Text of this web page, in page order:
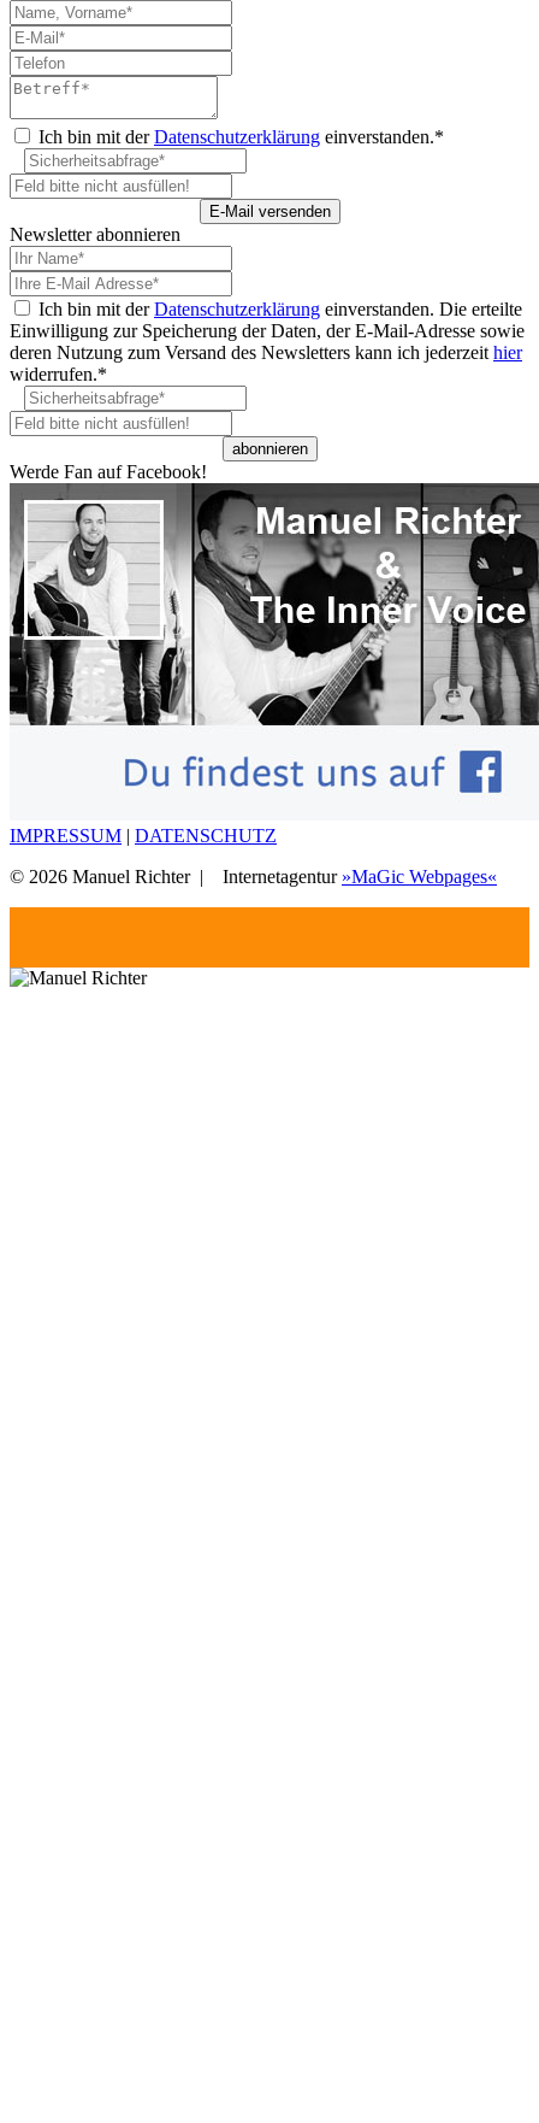
Ich bin mit derDatenschutzerklärung einverstanden.*
Newsletter abonnieren
Ich bin mit derDatenschutzerklärung einverstanden. Die erteilte
Einwilligung zur Speicherung der Daten, der E-Mail-Adresse sowie
deren Nutzung zum Versand des Newsletters kann ich jederzeit hier
widerrufen.*
Werde Fan auf Facebook!
IMPRESSUM | DATENSCHUTZ
© 2026 Manuel Richter |
Internetagentur »MaGic Webpages«